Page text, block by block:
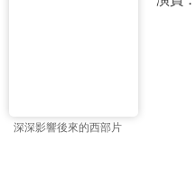
深深影響後來的西部片